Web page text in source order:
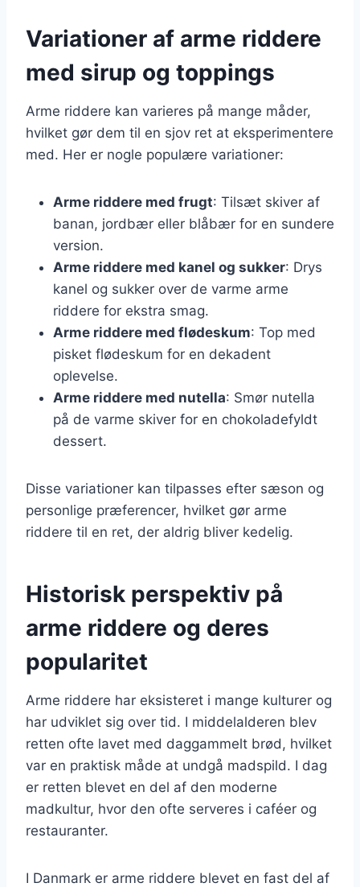
Variationer af arme riddere
med sirup og toppings
Arme riddere kan varieres på mange måder,
hvilket gør dem til en sjov ret at eksperimentere
med. Her er nogle populære variationer:
Arme riddere med frugt: Tilsæt skiver af
banan, jordbær eller blåbær for en sundere
version.
Arme riddere med kanel og sukker: Drys
kanel og sukker over de varme arme
riddere for ekstra smag.
Arme riddere med flødeskum: Top med
pisket flødeskum for en dekadent
oplevelse.
Arme riddere med nutella: Smør nutella
på de varme skiver for en chokoladefyldt
dessert.
Disse variationer kan tilpasses efter sæson og
personlige præferencer, hvilket gør arme
riddere til en ret, der aldrig bliver kedelig.
Historisk perspektiv på
arme riddere og deres
popularitet
Arme riddere har eksisteret i mange kulturer og
har udviklet sig over tid. I middelalderen blev
retten ofte lavet med daggammelt brød, hvilket
var en praktisk måde at undgå madspild. I dag
er retten blevet en del af den moderne
madkultur, hvor den ofte serveres i caféer og
restauranter.
I Danmark er arme riddere blevet en fast del af